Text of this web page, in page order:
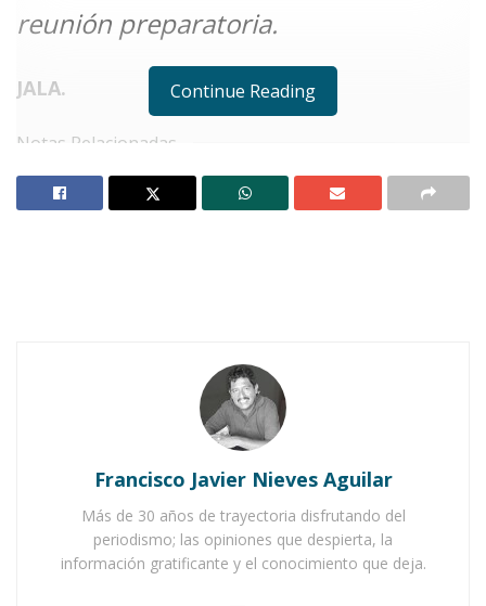
reunión preparatoria.
JALA.
Notas Relacionadas
Ixtlán del Río estrenará maxiletras y una nueva
imagen como Pueblo Mágico
programa de actividades de este 2023,
el gobierno municipal que encabeza el profesor
Antonio Carrillo Ramos, acaba de dar el primer
paso para la organización de uno de los eventos
más distintivos de estePueblo Mágico,siendo
este el caso de La Judea.
Continue Reading
Francisco Javier Nieves Aguilar
Más de 30 años de trayectoria disfrutando del
periodismo; las opiniones que despierta, la
información gratificante y el conocimiento que deja.